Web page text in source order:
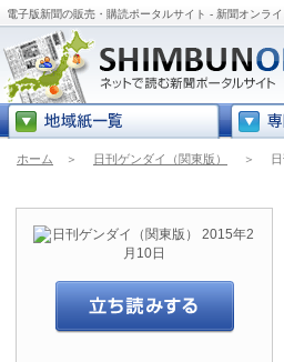
電子版新聞の販売・購読ポータルサイト - 新聞オンラ
ホーム ＞ 日刊ゲンダイ（関東版） ＞